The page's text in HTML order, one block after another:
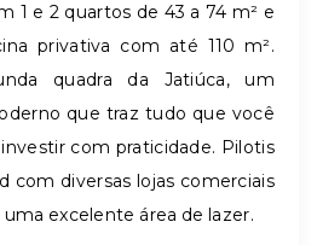
1 e 2 quartos de 43 a 74 m² e
privativa com até 110 m².
quadra da Jatiúca, um
que traz tudo que você
com praticidade. Pilotis
com diversas lojas comerciais
excelente área de lazer.